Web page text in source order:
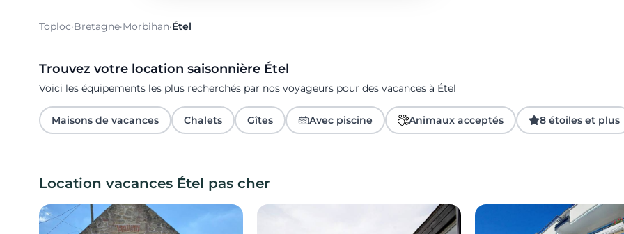
Toploc·Bretagne·Morbihan·Étel
Trouvez votre location saisonnière Étel
Voici les équipements les plus recherchés par nos voyageurs pour des vacances à Étel
Maisons de vacances Chalets Gîtes Avec piscine Animaux acceptés 8 étoiles et plus
Location vacances Étel pas cher